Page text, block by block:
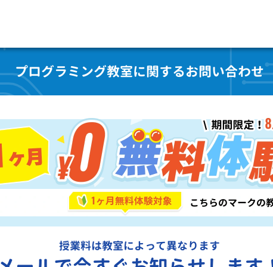
プログラミング教室に関するお問い合わせ
授業料は教室によって異なります